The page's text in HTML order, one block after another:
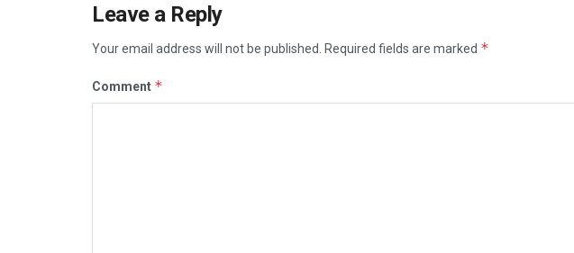
Leave a Reply
Your email address will not be published. Required fields are marked *
Comment *